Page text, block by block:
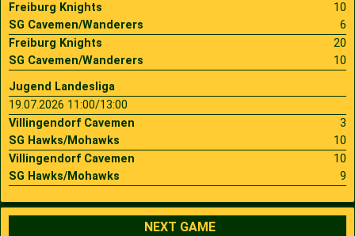
Freiburg Knights
10
SG Cavemen/Wanderers
6
Freiburg Knights
20
SG Cavemen/Wanderers
10
Jugend Landesliga
19.07.2026 11:00/13:00
Villingendorf Cavemen
3
SG Hawks/Mohawks
10
Villingendorf Cavemen
10
SG Hawks/Mohawks
9
NEXT GAME